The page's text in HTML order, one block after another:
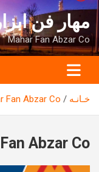
به
محتوا
برویدمهار فن
Mahar Fan Abzar Co
خـانـه Fan Abzar Co
Abzar Co